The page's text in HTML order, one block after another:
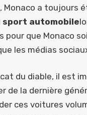
Monaco a toujours
sport automobile
que Monaco
les médias
du diable, il est
de la dernière
ces voitures